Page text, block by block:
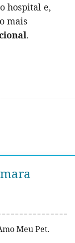
hospital e,
mais
.
Meu Pet.